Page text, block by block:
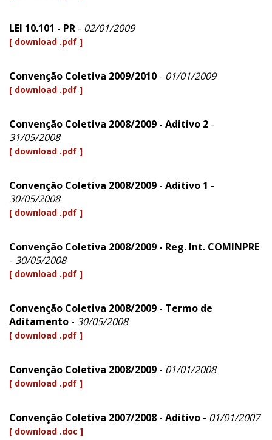
LEI 10.101 - PR - 02/01/2009
[ download .pdf ]
Convenção Coletiva 2009/2010 - 01/01/2009
[ download .pdf ]
Convenção Coletiva 2008/2009 - Aditivo 2 -
31/05/2008
[ download .pdf ]
Convenção Coletiva 2008/2009 - Aditivo 1 -
30/05/2008
[ download .pdf ]
Convenção Coletiva 2008/2009 - Reg. Int. COMINPRE
- 30/05/2008
[ download .pdf ]
Convenção Coletiva 2008/2009 - Termo de
Aditamento - 30/05/2008
[ download .pdf ]
Convenção Coletiva 2008/2009 - 01/01/2008
[ download .pdf ]
Convenção Coletiva 2007/2008 - Aditivo - 01/01/2007
[ download .doc ]